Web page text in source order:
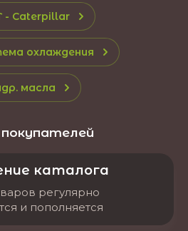
- Caterpillar
охлаждения
масла
каталога
регулярно
и пополняется